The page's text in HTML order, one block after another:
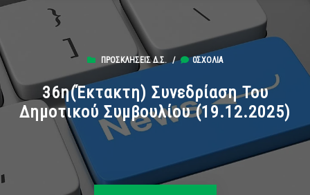
ΠΡΟΣΚΛΉΣΕΙΣ Δ.Σ. / 0ΣΧΌΛΙΑ
36η(Έκτακτη) Συνεδρίαση Του
Δημοτικού Συμβουλίου (19.12.2025)